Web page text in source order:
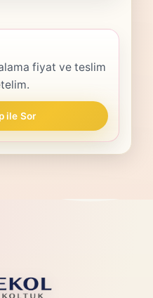
fiyat ve teslim
ile Sor